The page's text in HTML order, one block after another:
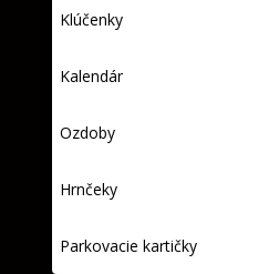
Klúčenky
Kalendár
Ozdoby
Hrnčeky
Parkovacie kartičky